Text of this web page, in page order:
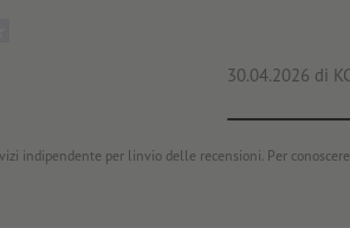
30.04.2026 di
indipendente per linvio delle recensioni. Per